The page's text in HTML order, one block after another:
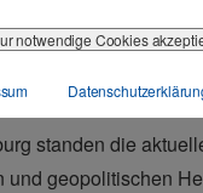
notwendige Cookies
und
Volkmann
standen die
und geopolitischen